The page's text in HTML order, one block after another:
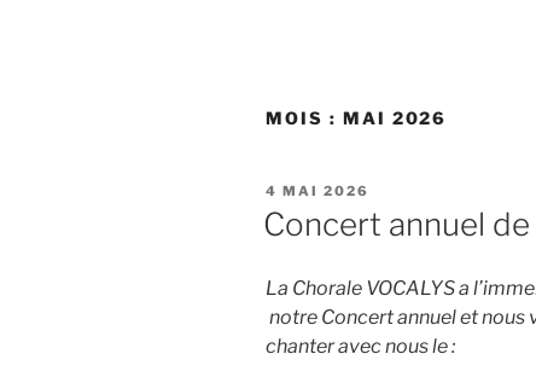
MOIS : MAI 2026
PUBLIÉ
LE
4 MAI 2026
Concert annuel
La Chorale VOCALYS a
notre Concert annuel et nous
chanter avec nous le :